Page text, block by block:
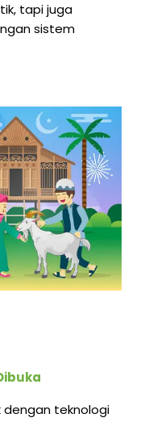
tapi juga
sistem
dengan teknologi